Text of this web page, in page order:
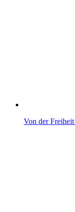
Von der